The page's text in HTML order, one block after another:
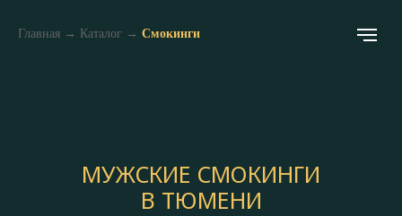
Главная → Каталог → Смокинги
МУЖСКИЕ СМОКИНГИ
В ТЮМЕНИ